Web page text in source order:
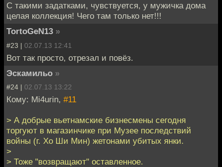
С такими задатками, чувствуется, у мужичка дома
целая коллекция! Чего там только нет!!!
TortoGeN13 »
#23 | 02.07.13 12:41
Вот так просто, отрезал и повёз.
Эскамильо »
#24 | 02.07.13 13:22
Кому: Mi4urin, #11
> А добрые вьетнамские бизнесмены сегодня
торгуют в магазинчике при Музее последствий
войны (г. Хо Ши Мин) жетонами убитых янки.
>
> Тоже "возвращают" оставленное.